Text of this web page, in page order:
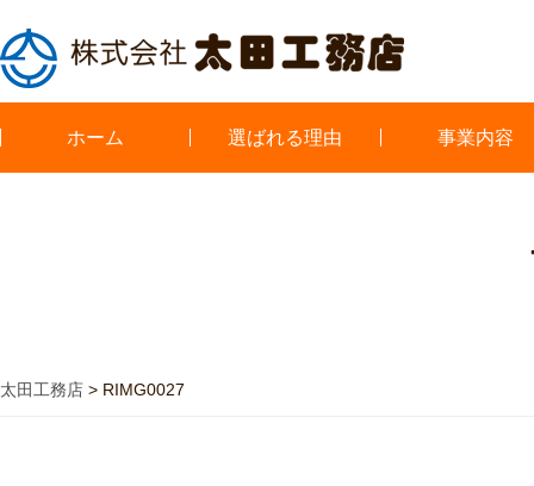
ホーム 選ばれる理由 事業内容
太田工務店 > RIMG0027